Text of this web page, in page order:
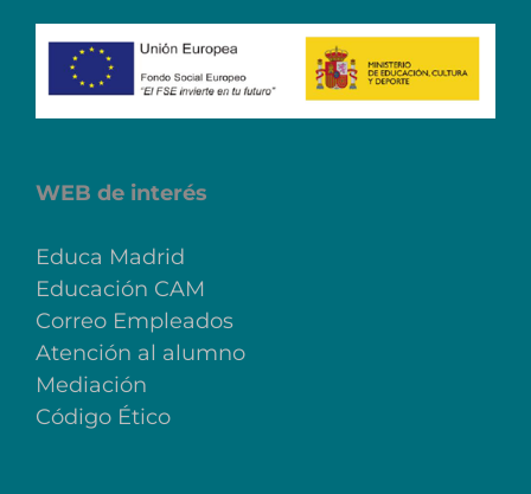
WEB de interés
Educa Madrid
Educación CAM
Correo Empleados
Atención al alumno
Mediación
Código Ético